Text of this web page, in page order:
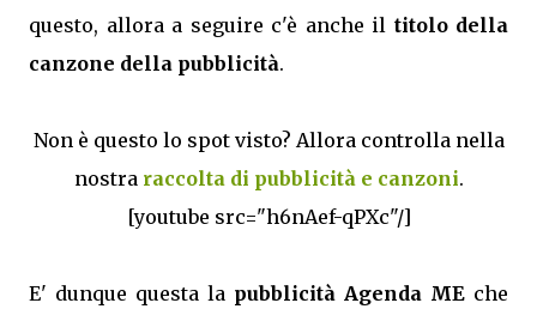
questo, allora a seguire c'è anche il titolo della
canzone della pubblicità.
Non è questo lo spot visto? Allora controlla nella
nostra raccolta di pubblicità e canzoni.
[youtube src="h6nAef-qPXc"/]
E' dunque questa la pubblicità Agenda ME che